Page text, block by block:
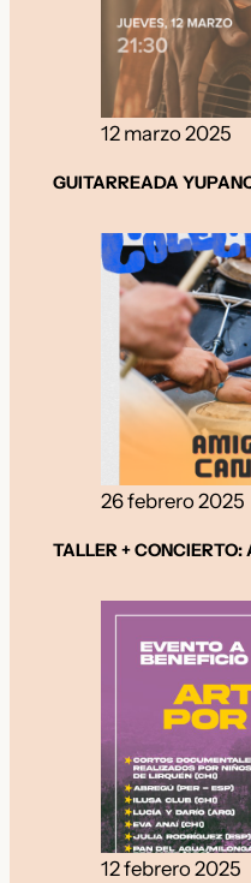
12 marzo 2025
GUITARREADA
26 febrero 2025
TALLER +
12 febrero 2025